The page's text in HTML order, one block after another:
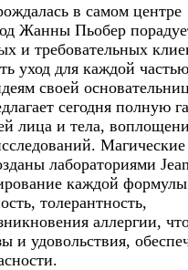
в самом центре
Жанны Пьобер
и требовательных
уход для каждой частью
своей
сегодня полную
лица и тела,
Магические
лабораториями
каждой формулы
толерантность,
аллергии,
и удовольствия,